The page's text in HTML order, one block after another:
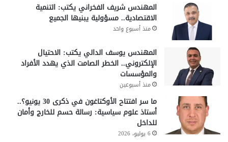
المهندس شريف الفخراني يكتب: التنمية
الاقتصادية.. مسؤولية يبنيها الجميع
منذ أسبوع واحد
المهندس يوسف الدالي يكتب: الاحتيال
الإلكتروني.. الخطر الصامت الذي يهدد الأفراد
والمؤسسات
منذ أسبوعين
ما سر افتتاح الأوكتاغون في ذكرى 30 يونيو؟..
أستاذ علوم سياسية: رسالة حسم للخارج وأمان
للداخل
6 يوليو، 2026